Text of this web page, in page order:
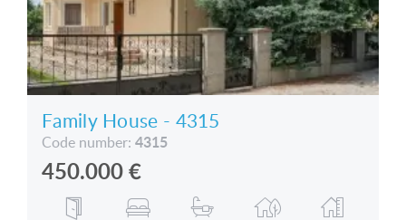
Family House - 4315
Code number: 4315
450.000€